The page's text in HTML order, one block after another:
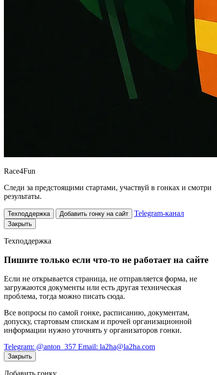
Race4Fun
Следи за предстоящими стартами, участвуй в гонках и смотри
результаты.
Техподдержка Добавить гонку на сайт Telegram-канал
Закрыть
Техподдержка
Пишите только если что-то не работает на сайте
Если не открывается страница, не отправляется форма, не
загружаются документы или есть другая техническая
проблема, тогда можно писать сюда.
Все вопросы по самой гонке, расписанию, документам,
допуску, стартовым спискам и прочей организационной
информации нужно уточнять у организаторов гонки.
Telegram: @anton_357 Email: la2ha@la2ha.com
Закрыть
Добавить гонку